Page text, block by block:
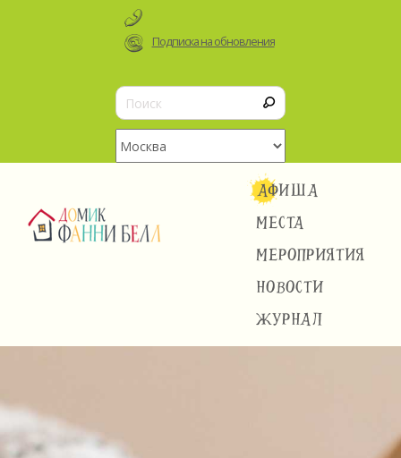
Подписка на обновления
АФИША
МЕСТА
МЕРОПРИЯТИЯ
НОВОСТИ
ЖУРНАЛ